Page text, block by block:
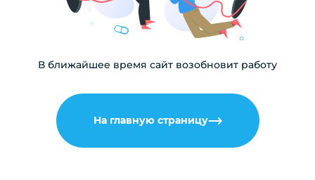
В ближайшее время сайт возобновит работу
На главную страницу